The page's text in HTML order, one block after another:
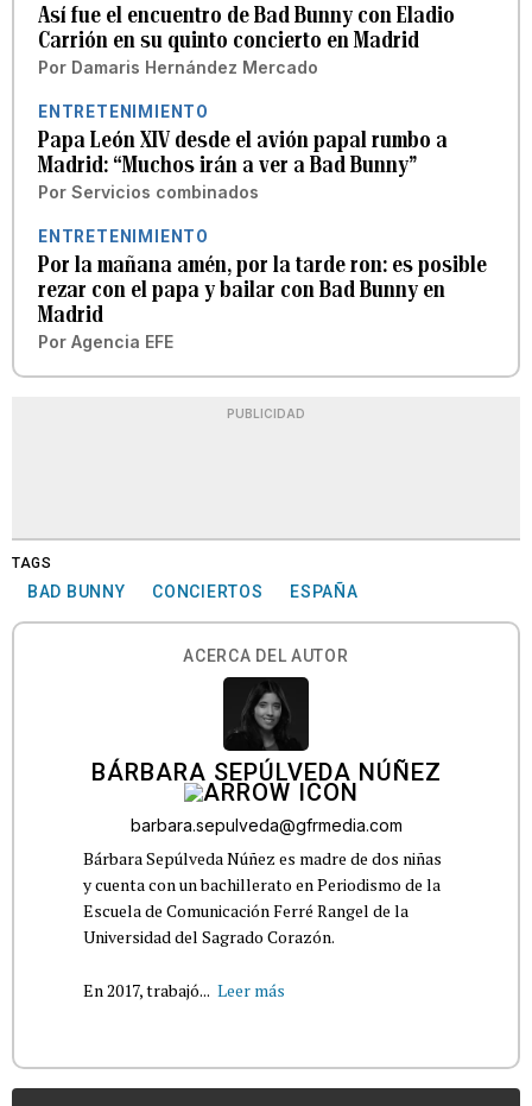
Así fue el encuentro de Bad Bunny con Eladio
Carrión en su quinto concierto en Madrid
Por Damaris Hernández Mercado
ENTRETENIMIENTO
Papa León XIV desde el avión papal rumbo a
Madrid: “Muchos irán a ver a Bad Bunny”
Por Servicios combinados
ENTRETENIMIENTO
Por la mañana amén, por la tarde ron: es posible
rezar con el papa y bailar con Bad Bunny en
Madrid
Por Agencia EFE
PUBLICIDAD
TAGS
BAD BUNNY CONCIERTOS ESPAÑA
ACERCA DEL AUTOR
BÁRBARA SEPÚLVEDA NÚÑEZ
barbara.sepulveda@gfrmedia.com
Bárbara Sepúlveda Núñez es madre de dos niñas
y cuenta con un bachillerato en Periodismo de la
Escuela de Comunicación Ferré Rangel de la
Universidad del Sagrado Corazón.
En 2017, trabajó... Leer más